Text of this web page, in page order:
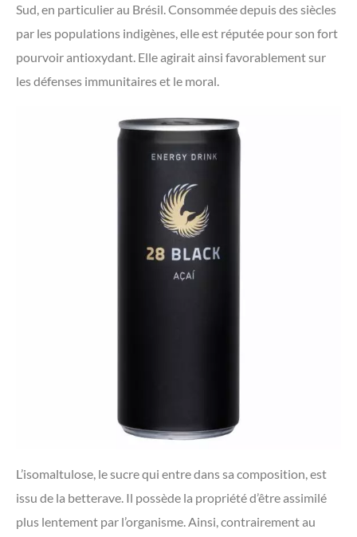
Sud, en particulier au Brésil. Consommée depuis des siècles
par les populations indigènes, elle est réputée pour son fort
pourvoir anti­oxydant. Elle agirait ainsi favorablement sur
les défenses immunitaires et le moral.
L’isomaltulose, le sucre qui entre dans sa composition, est
issu de la betterave. Il possède la propriété d’être assimilé
plus lentement par l’organisme. Ainsi, contrairement au